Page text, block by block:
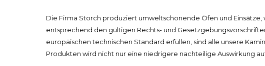
Die Firma Storch produziert umweltschonende Öfen und
entsprechend den gültigen Rechts- und
europäischen technischen Standard erfüllen, sind alle unsere
Produkten wird nicht nur eine niedrigere nachteilige Auswirkung